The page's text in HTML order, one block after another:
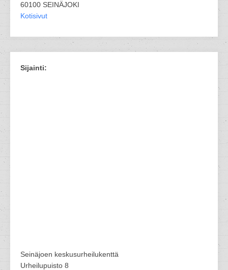
60100 SEINÄJOKI
Kotisivut
Sijainti:
Seinäjoen keskusurheilukenttä
Urheilupuisto 8